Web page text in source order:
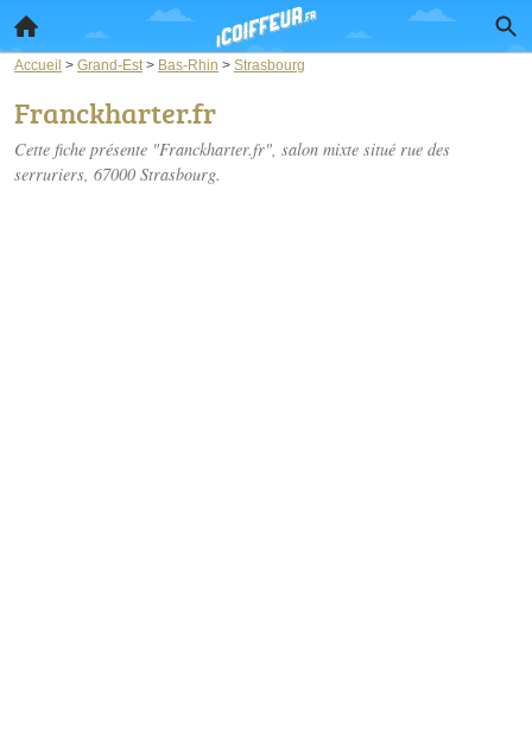
Accueil > Grand-Est > Bas-Rhin > Strasbourg
Franckharter.fr
Cette fiche présente "Franckharter.fr", salon mixte situé rue des
serruriers, 67000 Strasbourg.